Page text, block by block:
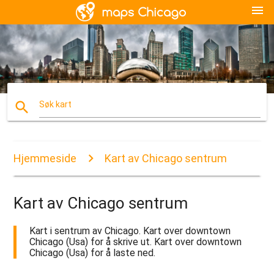
menu
search Søk kart
Hjemmeside Kart av Chicago sentrum
Kart av Chicago sentrum
Kart i sentrum av Chicago. Kart over downtown
Chicago (Usa) for å skrive ut. Kart over downtown
Chicago (Usa) for å laste ned.